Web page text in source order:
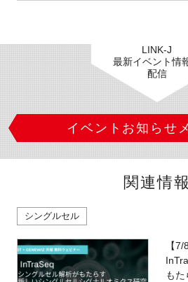
LINK-J
最新イベント情
配信
イベントお知らせ
関連情報
シングルセル
【
も